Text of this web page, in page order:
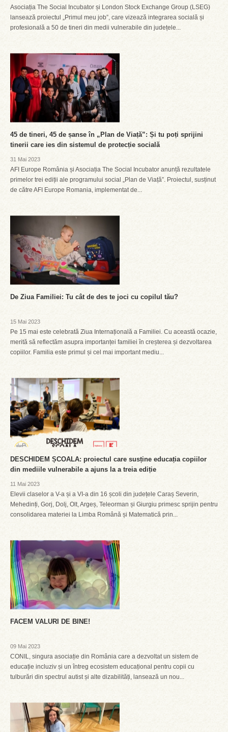
Asociația The Social Incubator și London Stock Exchange Group (LSEG)
lansează proiectul „Primul meu job”, care vizează integrarea socială și
profesională a 50 de tineri din medii vulnerabile din județele...
45 de tineri, 45 de șanse în „Plan de Viață”: Și tu poți sprijini
tinerii care ies din sistemul de protecție socială
31 Mai 2023
AFI Europe România și Asociația The Social Incubator anunță rezultatele
primelor trei ediții ale programului social „Plan de Viață”. Proiectul, susținut
de către AFI Europe Romania, implementat de...
De Ziua Familiei: Tu cât de des te joci cu copilul tău?
15 Mai 2023
Pe 15 mai este celebrată Ziua Internațională a Familiei. Cu această ocazie,
merită să reflectăm asupra importanței familiei în creșterea și dezvoltarea
copiilor. Familia este primul și cel mai important mediu...
DESCHIDEM ȘCOALA: proiectul care susține educația copiilor
din mediile vulnerabile a ajuns la a treia ediție
11 Mai 2023
Elevii claselor a V-a și a VI-a din 16 școli din județele Caraș Severin,
Mehedinți, Gorj, Dolj, Olt, Argeș, Teleorman și Giurgiu primesc sprijin pentru
consolidarea materiei la Limba Română și Matematică prin...
FACEM VALURI DE BINE!
09 Mai 2023
CONIL, singura asociație din România care a dezvoltat un sistem de
educație incluziv și un întreg ecosistem educațional pentru copii cu
tulburări din spectrul autist și alte dizabilități, lansează un nou...